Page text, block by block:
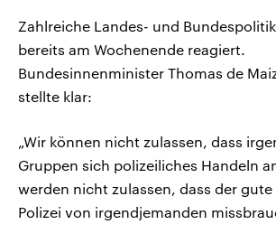
Zahlreiche Landes- und
bereits am Wochenende reagiert.
Bundesinnenminister Thomas de
stellte klar:
„Wir können nicht zulassen, dass
Gruppen sich polizeiliches Handeln
werden nicht zulassen, dass der gute
Polizei von irgendjemanden